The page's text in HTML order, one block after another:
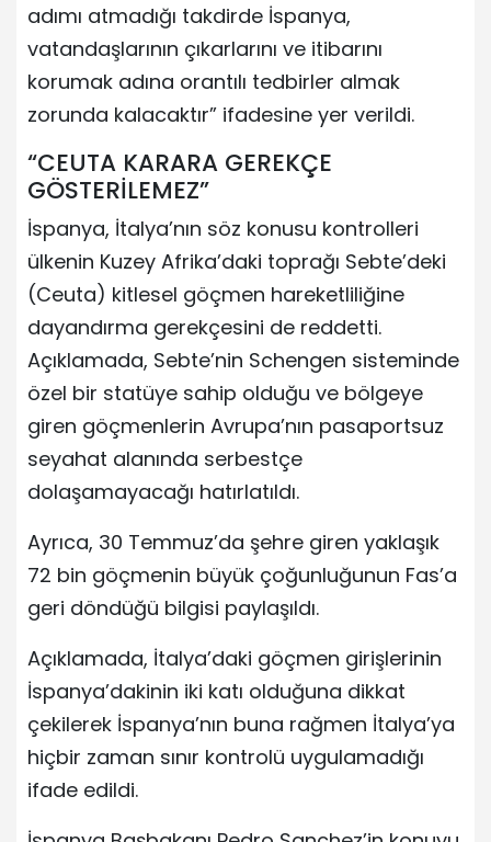
adımı atmadığı takdirde İspanya,
vatandaşlarının çıkarlarını ve itibarını
korumak adına orantılı tedbirler almak
zorunda kalacaktır” ifadesine yer verildi.
“CEUTA KARARA GEREKÇE
GÖSTERİLEMEZ”
İspanya, İtalya’nın söz konusu kontrolleri
ülkenin Kuzey Afrika’daki toprağı Sebte’deki
(Ceuta) kitlesel göçmen hareketliliğine
dayandırma gerekçesini de reddetti.
Açıklamada, Sebte’nin Schengen sisteminde
özel bir statüye sahip olduğu ve bölgeye
giren göçmenlerin Avrupa’nın pasaportsuz
seyahat alanında serbestçe
dolaşamayacağı hatırlatıldı.
Ayrıca, 30 Temmuz’da şehre giren yaklaşık
72 bin göçmenin büyük çoğunluğunun Fas’a
geri döndüğü bilgisi paylaşıldı.
Açıklamada, İtalya’daki göçmen girişlerinin
İspanya’dakinin iki katı olduğuna dikkat
çekilerek İspanya’nın buna rağmen İtalya’ya
hiçbir zaman sınır kontrolü uygulamadığı
ifade edildi.